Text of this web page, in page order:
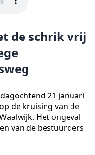
de schrik vrij
21 januari
de kruising van de
Het ongeval
van de bestuurders